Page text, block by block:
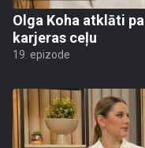
Olga Koha atklāti
karjeras ceļu
19. epizode